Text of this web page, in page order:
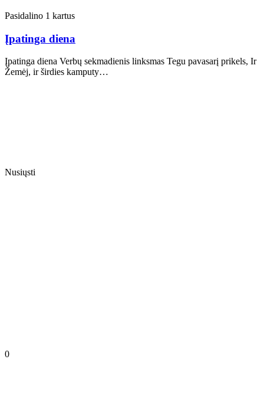
Pasidalino 1 kartus
Įpatinga diena
Įpatinga diena Verbų sekmadienis linksmas Tegu pavasarį prikels, Ir
Žemėj, ir širdies kamputy…
Nusiųsti
0